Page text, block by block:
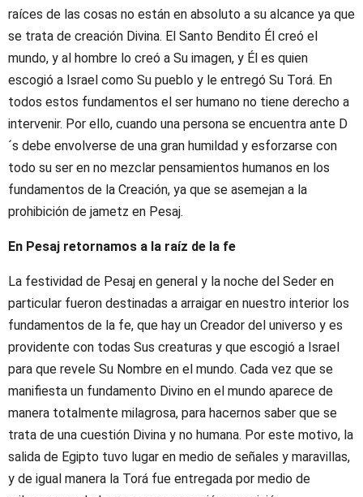
raíces de las cosas no están en absoluto a su alcance ya que
se trata de creación Divina. El Santo Bendito Él creó el
mundo, y al hombre lo creó a Su imagen, y Él es quien
escogió a Israel como Su pueblo y le entregó Su Torá. En
todos estos fundamentos el ser humano no tiene derecho a
intervenir. Por ello, cuando una persona se encuentra ante D
´s debe envolverse de una gran humildad y esforzarse con
todo su ser en no mezclar pensamientos humanos en los
fundamentos de la Creación, ya que se asemejan a la
prohibición de jametz en Pesaj.
En Pesaj retornamos a la raíz de la fe
La festividad de Pesaj en general y la noche del Seder en
particular fueron destinadas a arraigar en nuestro interior los
fundamentos de la fe, que hay un Creador del universo y es
providente con todas Sus creaturas y que escogió a Israel
para que revele Su Nombre en el mundo. Cada vez que se
manifiesta un fundamento Divino en el mundo aparece de
manera totalmente milagrosa, para hacernos saber que se
trata de una cuestión Divina y no humana. Por este motivo, la
salida de Egipto tuvo lugar en medio de señales y maravillas,
y de igual manera la Torá fue entregada por medio de